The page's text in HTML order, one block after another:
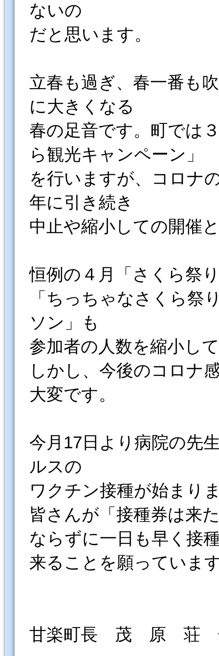
ないの
だと思います。
立春も過ぎ、春一番も
に大きくなる
春の足音です。町では
ら観光キャンペーン」
を行いますが、コロナ
年に引き続き
中止や縮小しての開催
恒例の４月「さくら祭
「ちっちゃなさくら祭
ソン」も
参加者の人数を縮小し
しかし、今後のコロナ
大変です。
今月17日より病院の先
ルスの
ワクチン接種が始まり
皆さんが「接種券は来
ならずに一日も早く接
来ることを願っていま
甘楽町長 茂 原 荘